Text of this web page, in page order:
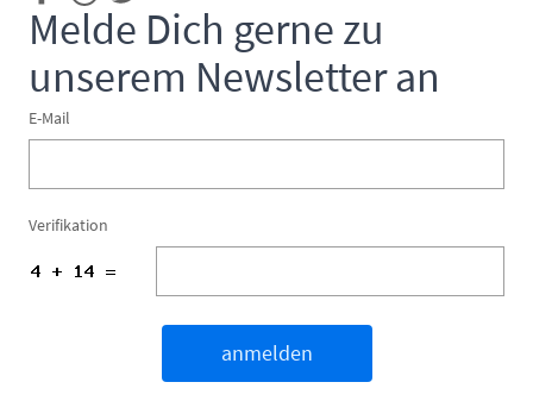
Melde Dich gerne zu
unserem Newsletter an
E-Mail
Verifikation
anmelden